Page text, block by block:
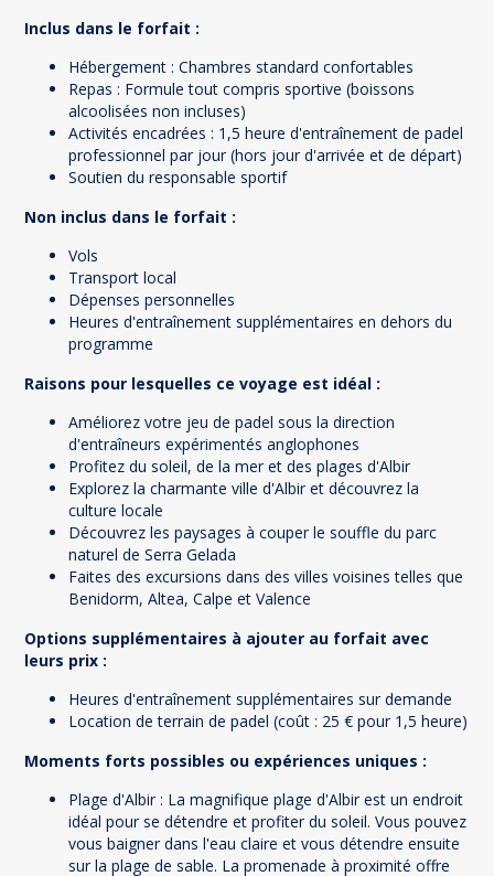
Inclus dans le forfait :
Hébergement : Chambres standard confortables
Repas : Formule tout compris sportive (boissons
alcoolisées non incluses)
Activités encadrées : 1,5 heure d'entraînement de padel
professionnel par jour (hors jour d'arrivée et de départ)
Soutien du responsable sportif
Non inclus dans le forfait :
Vols
Transport local
Dépenses personnelles
Heures d'entraînement supplémentaires en dehors du
programme
Raisons pour lesquelles ce voyage est idéal :
Améliorez votre jeu de padel sous la direction
d'entraîneurs expérimentés anglophones
Profitez du soleil, de la mer et des plages d'Albir
Explorez la charmante ville d'Albir et découvrez la
culture locale
Découvrez les paysages à couper le souffle du parc
naturel de Serra Gelada
Faites des excursions dans des villes voisines telles que
Benidorm, Altea, Calpe et Valence
Options supplémentaires à ajouter au forfait avec
leurs prix :
Heures d'entraînement supplémentaires sur demande
Location de terrain de padel (coût : 25 € pour 1,5 heure)
Moments forts possibles ou expériences uniques :
Plage d'Albir : La magnifique plage d'Albir est un endroit
idéal pour se détendre et profiter du soleil. Vous pouvez
vous baigner dans l'eau claire et vous détendre ensuite
sur la plage de sable. La promenade à proximité offre